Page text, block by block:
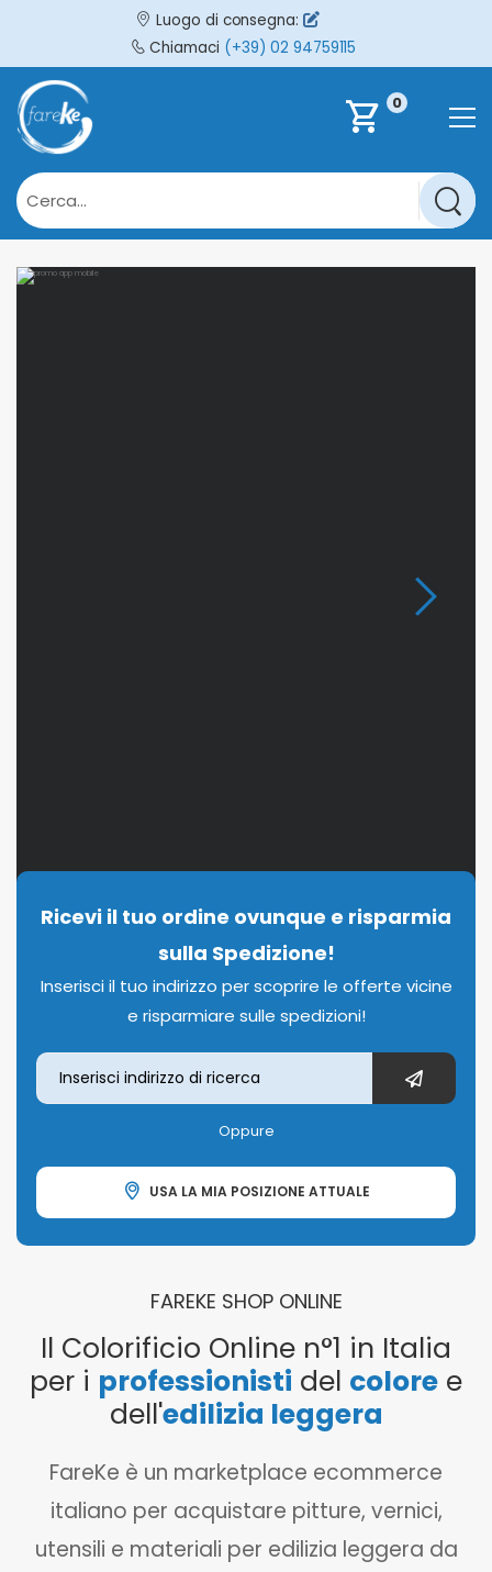
Luogo di consegna:
Chiamaci (+39) 02 94759115
shopping_cart 0
Ricevi il tuo ordine ovunque e risparmia
sulla Spedizione!
Inserisci il tuo indirizzo per scoprire le offerte vicine
e risparmiare sulle spedizioni!
Oppure
USA LA MIA POSIZIONE ATTUALE
FAREKE SHOP ONLINE
Il Colorificio Online n°1 in Italia
per i professionisti del colore e
dell'edilizia leggera
FareKe è un marketplace ecommerce
italiano per acquistare pitture, vernici,
utensili e materiali per edilizia leggera da